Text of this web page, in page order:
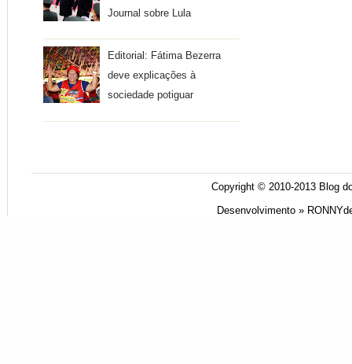
Journal sobre Lula
Editorial: Fátima Bezerra
deve explicações à
sociedade potiguar
Copyright © 2010-2013 Blog
Desenvolvimento »